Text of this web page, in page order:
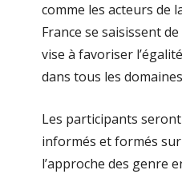
comme les acteurs de
France se saisissent
vise à favoriser
dans tous les
Les participants
informés et formés
l’approche des genre